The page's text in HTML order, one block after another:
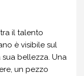
il talento
è visibile sul
bellezza. Una
un pezzo